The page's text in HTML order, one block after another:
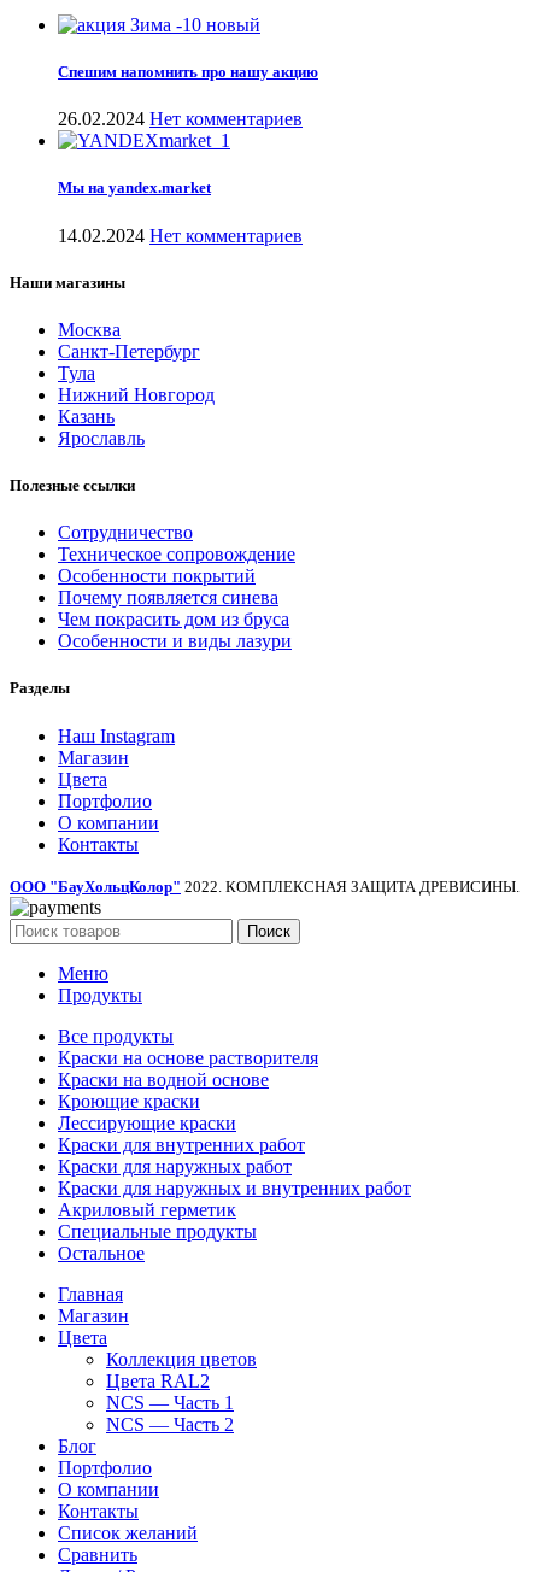
Спешим напомнить про нашу акцию
26.02.2024 Нет комментариев
Мы на yandex.market
14.02.2024 Нет комментариев
Наши магазины
Москва
Санкт-Петербург
Тула
Нижний Новгород
Казань
Ярославль
Полезные ссылки
Сотрудничество
Техническое сопровождение
Особенности покрытий
Почему появляется синева
Чем покрасить дом из бруса
Особенности и виды лазури
Разделы
Наш Instagram
Магазин
Цвета
Портфолио
О компании
Контакты
ООО "БауХольцКолор" 2022. КОМПЛЕКСНАЯ ЗАЩИТА ДРЕВИСИНЫ.
Поиск
Меню
Продукты
Все продукты
Краски на основе растворителя
Краски на водной основе
Кроющие краски
Лессирующие краски
Краски для внутренних работ
Краски для наружных работ
Краски для наружных и внутренних работ
Акриловый герметик
Специальные продукты
Остальное
Главная
Магазин
Цвета
Коллекция цветов
Цвета RAL2
NCS — Часть 1
NCS — Часть 2
Блог
Портфолио
О компании
Контакты
Список желаний
Сравнить